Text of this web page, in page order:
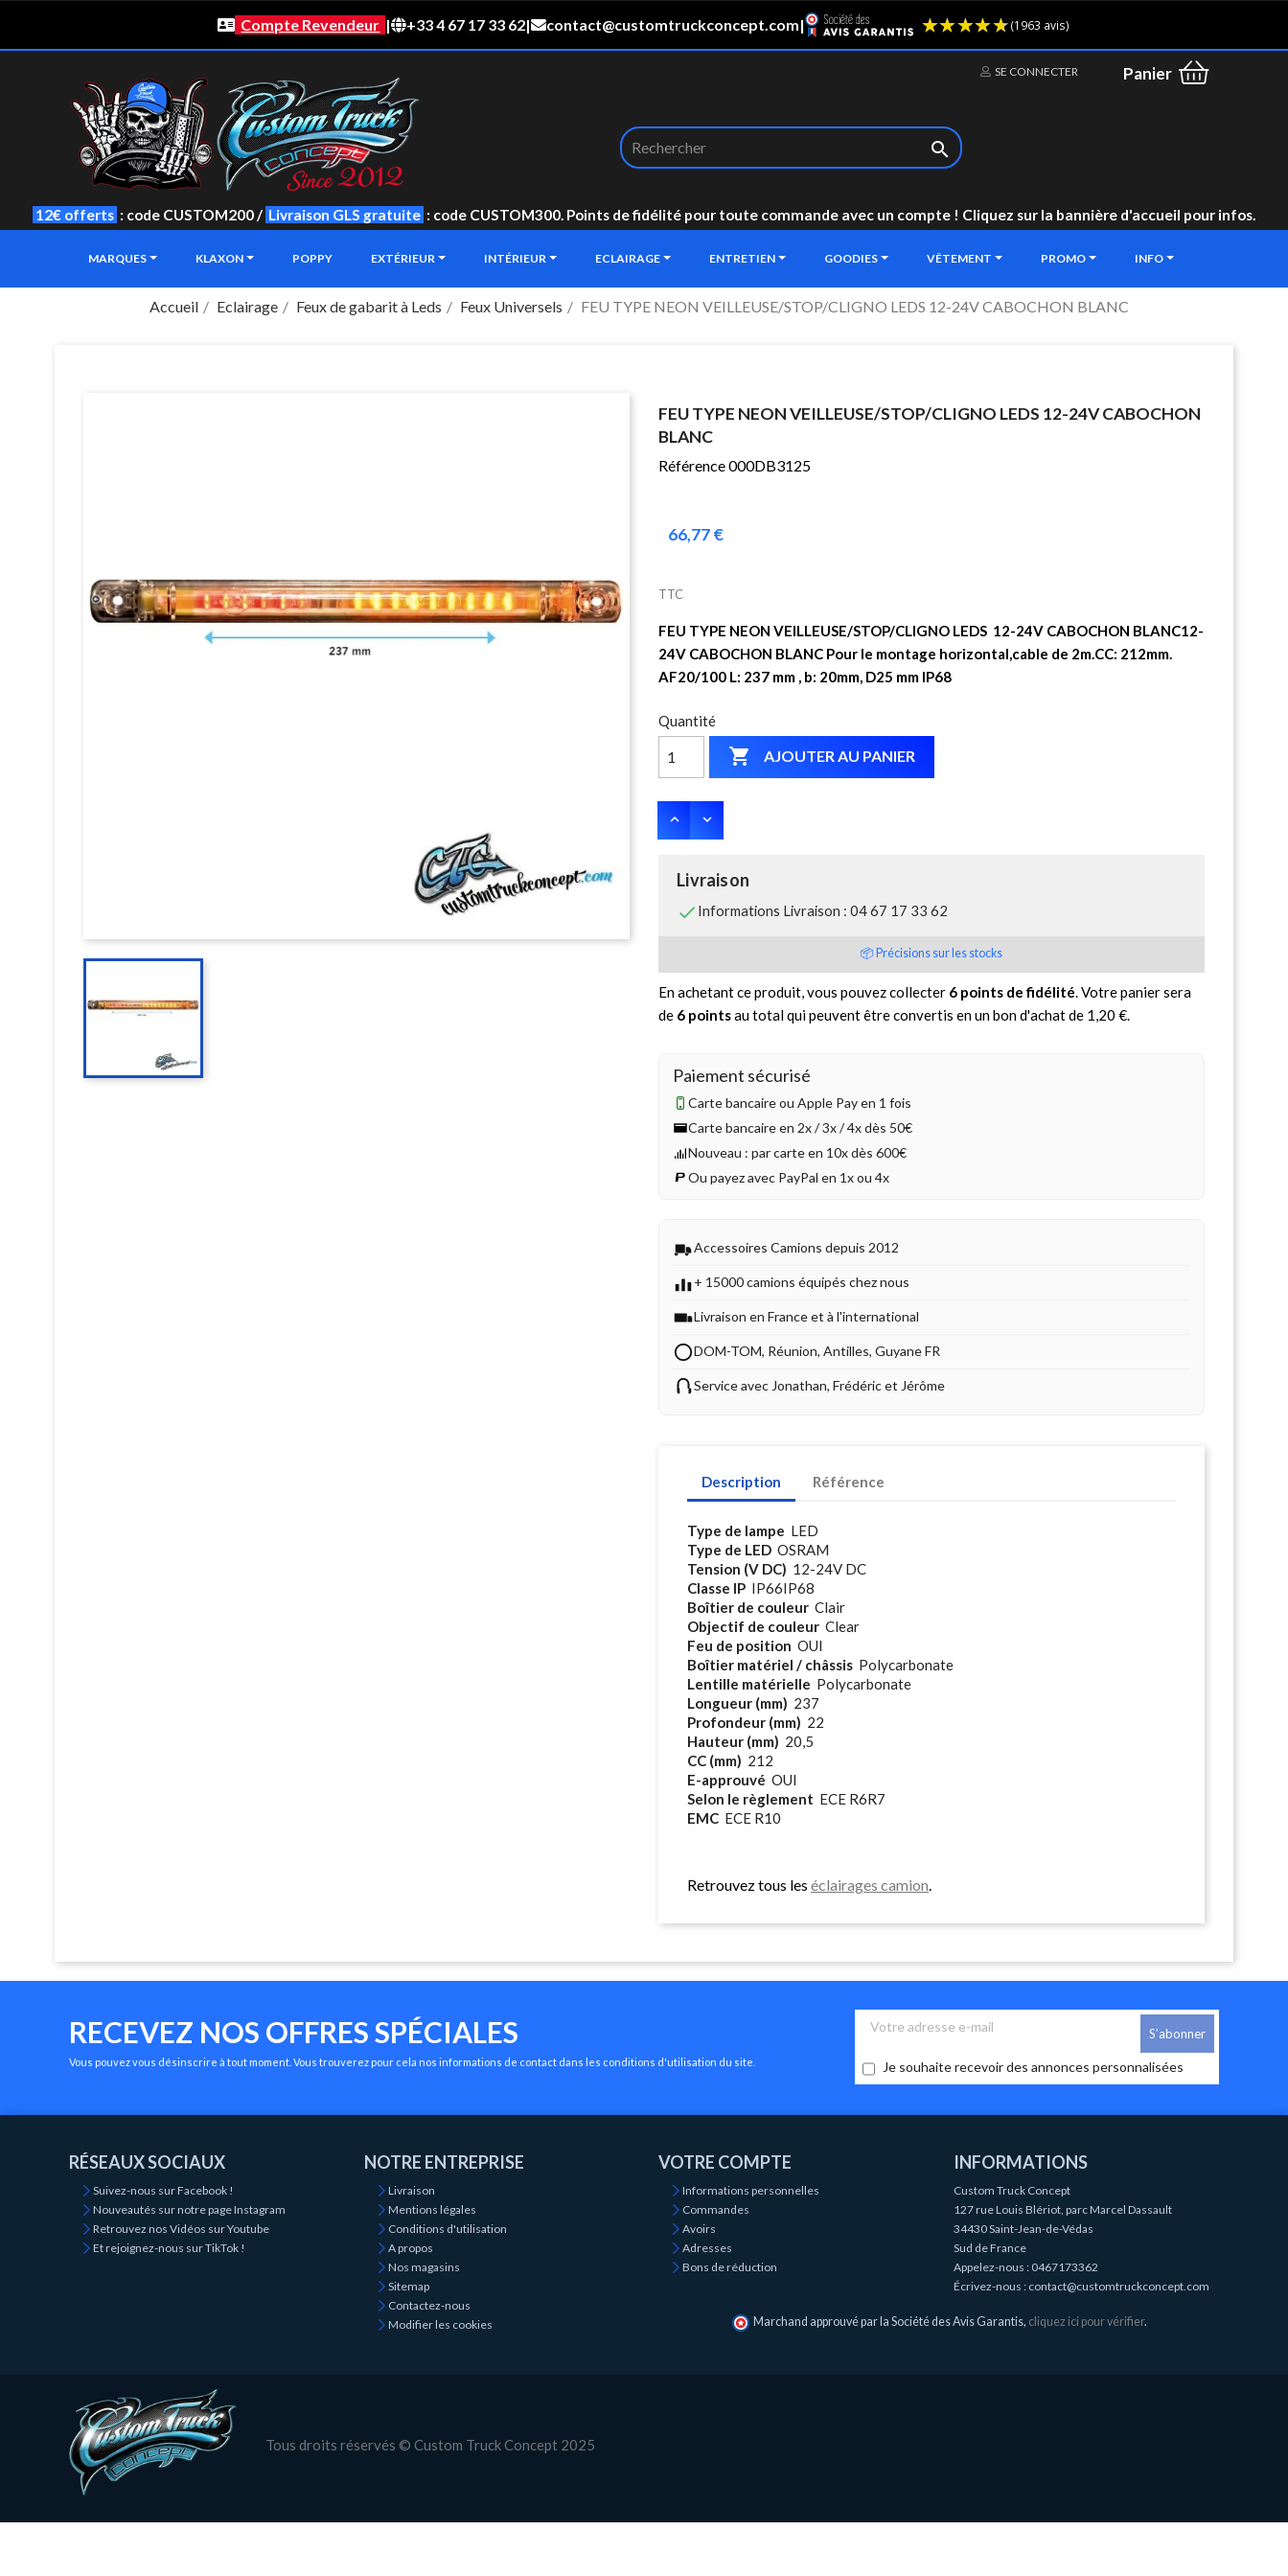
Compte Revendeur | +33 4 67 17 33 62| contact@customtruckconcept.com|
SE CONNECTER Panier

12€ offerts : code CUSTOM200 / Livraison GLS gratuite : code CUSTOM300. Points de fidélité pour toute commande avec un compte ! Cliquez sur la bannière d'accueil pour infos.
MARQUES KLAXON POPPY EXTÉRIEUR INTÉRIEUR ECLAIRAGE ENTRETIEN GOODIES VÊTEMENT PROMO INFO
Accueil Eclairage Feux de gabarit à Leds Feux Universels FEU TYPE NEON VEILLEUSE/STOP/CLIGNO LEDS 12-24V CABOCHON BLANC
FEU TYPE NEON VEILLEUSE/STOP/CLIGNO LEDS 12-24V CABOCHON
BLANC
Référence 000DB3125
66,77 €
TTC
FEU TYPE NEON VEILLEUSE/STOP/CLIGNO LEDS 12-24V CABOCHON BLANC12-
24V CABOCHON BLANC Pour le montage horizontal,cable de 2m.CC: 212mm.
AF20/100 L: 237 mm , b: 20mm, D25 mm IP68
Quantité
 AJOUTER AU PANIER
Livraison
 Informations Livraison : 04 67 17 33 62
📦 Précisions sur les stocks
En achetant ce produit, vous pouvez collecter 6 points de fidélité . Votre panier sera
de 6 pointsau total qui peuvent être convertis en un bon d'achat de 1,20 €
Paiement sécurisé
Carte bancaire ou Apple Pay en 1 fois
Carte bancaire en 2x / 3x / 4x dès 50€
Nouveau : par carte en 10x dès 600€
Ou payez avec PayPal en 1x ou 4x
Accessoires Camions depuis 2012
+ 15000 camions équipés chez nous
Livraison en France et à l'international
DOM-TOM, Réunion, Antilles, Guyane FR
Service avec Jonathan, Frédéric et Jérôme
Description Référence
Type de lampe LED
Type de LED OSRAM
Tension (V DC) 12-24V DC
Classe IP IP66IP68
Boîtier de couleur Clair
Objectif de couleur Clear
Feu de position OUI
Boîtier matériel / châssis Polycarbonate
Lentille matérielle Polycarbonate
Longueur (mm) 237
Profondeur (mm) 22
Hauteur (mm) 20,5
CC (mm) 212
E-approuvé OUI
Selon le règlement ECE R6R7
EMC ECE R10
Retrouvez tous les éclairages camion
RECEVEZ NOS OFFRES SPÉCIALES
Vous pouvez vous désinscrire à tout moment. Vous trouverez pour cela nos informations de contact dans les conditions d'utilisation du site. Je souhaite recevoir des annonces personnalisées
RÉSEAUX SOCIAUX
Suivez-nous sur Facebook !
Nouveautés sur notre page Instagram
Retrouvez nos Vidéos sur Youtube
Et rejoignez-nous sur TikTok !
NOTRE ENTREPRISE
Livraison
Mentions légales
Conditions d'utilisation
A propos
Nos magasins
Sitemap
Contactez-nous
Modifier les cookies
VOTRE COMPTE
Informations personnelles
Commandes
Avoirs
Adresses
Bons de réduction
INFORMATIONS
Custom Truck Concept
127 rue Louis Blériot, parc Marcel Dassault
34430 Saint-Jean-de-Védas
Sud de France
Appelez-nous : 0467173362
Écrivez-nous : contact@customtruckconcept.com
Marchand approuvé par la Société des Avis Garantis, cliquez ici pour vérifier.
Tous droits réservés © Custom Truck Concept 2025